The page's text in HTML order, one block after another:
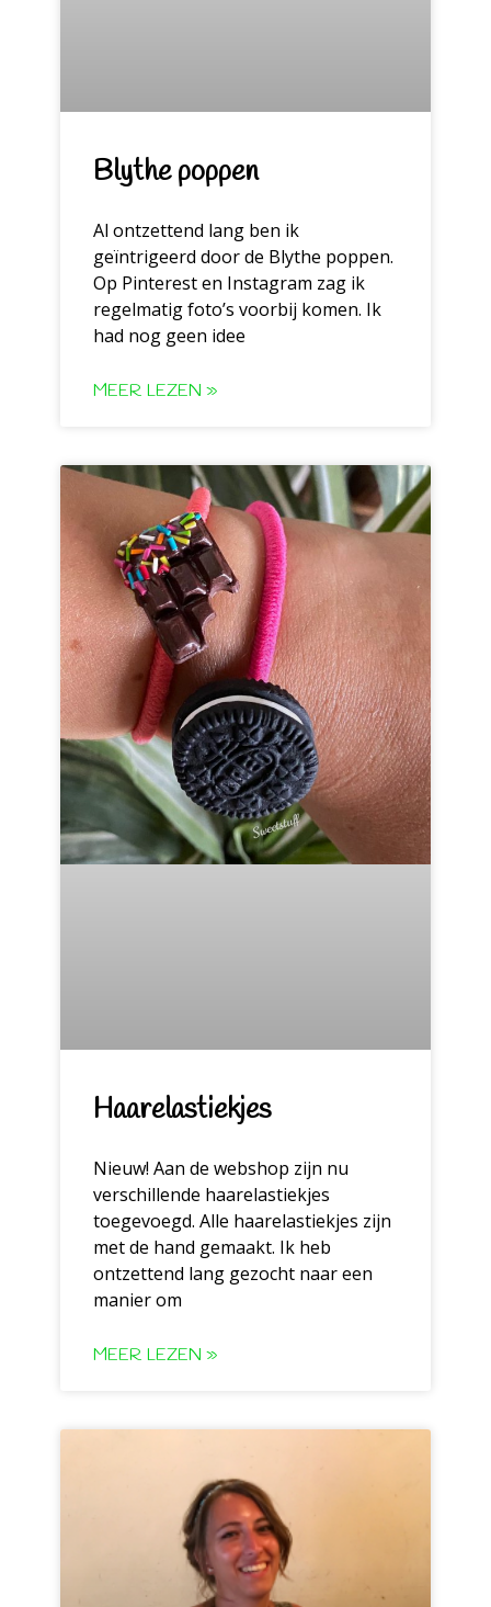
Blythe poppen
Al ontzettend lang ben ik
geïntrigeerd door de Blythe poppen.
Op Pinterest en Instagram zag ik
regelmatig foto’s voorbij komen. Ik
had nog geen idee
MEER LEZEN »
Haarelastiekjes
Nieuw! Aan de webshop zijn nu
verschillende haarelastiekjes
toegevoegd. Alle haarelastiekjes zijn
met de hand gemaakt. Ik heb
ontzettend lang gezocht naar een
manier om
MEER LEZEN »